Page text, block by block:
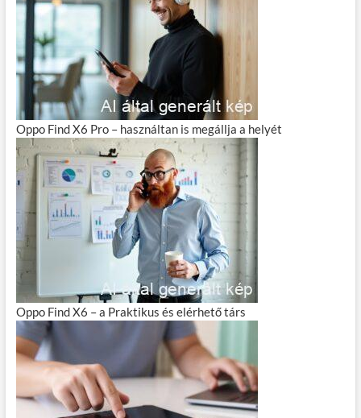
Oppo Find X6 Pro – használtan is megállja a helyét
Oppo Find X6 – a Praktikus és elérhető társ